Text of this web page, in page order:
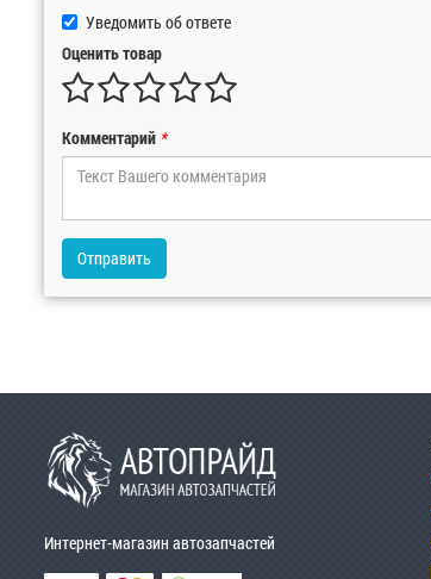
Уведомить об ответе
Оценить товар
Комментарий *
Отправить
Интернет-магазин автозапчастей